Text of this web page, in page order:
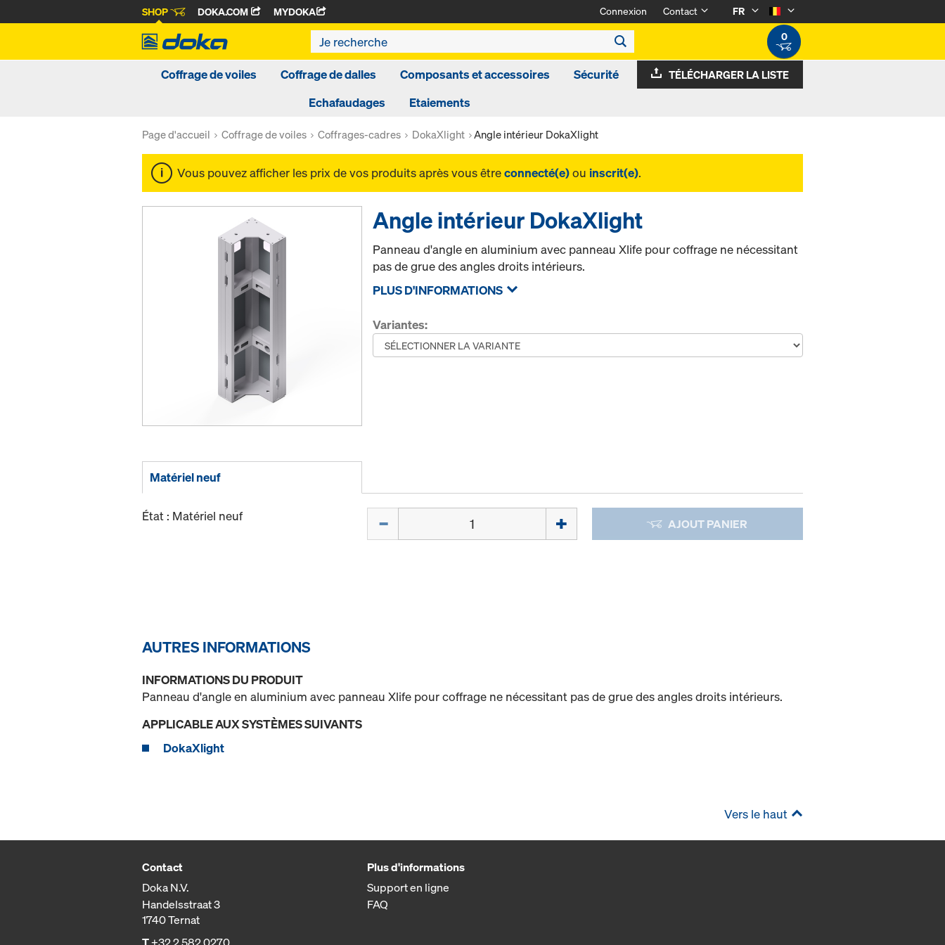
SHOP DOKA.COM MYDOKA Connexion Contact
FR
0
Coffrage de voiles Coffrage de dalles Composants et accessoires
Sécurité
Echafaudages
Etaiements
TÉLÉCHARGER LA LISTE
Page d'accueil Coffrage de voiles Coffrages-cadres DokaXlight Angle intérieur DokaXlight
Vous pouvez afficher les prix de vos produits après vous êtreconnecté(e)ou inscrit(e).
Angle intérieur DokaXlight
Panneau d'angle en aluminium avec panneau Xlife pour coffrage ne nécessitant
pas de grue des angles droits intérieurs.
PLUS D'INFORMATIONS
Variantes:
Matériel neuf
État : Matériel neuf AJOUT PANIER
AUTRES INFORMATIONS
INFORMATIONS DU PRODUIT
Panneau d'angle en aluminium avec panneau Xlife pour coffrage ne nécessitant pas de grue des angles droits intérieurs.
APPLICABLE AUX SYSTÈMES SUIVANTS
DokaXlight
Vers le haut
Contact
Doka N.V.
Handelsstraat 3
1740 Ternat
Plus d'informations
Support en ligne
FAQ